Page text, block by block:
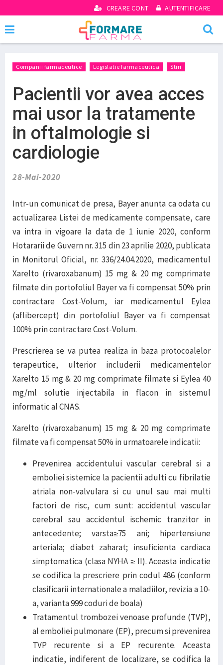
CREARE CONT AUTENTIFICARE
Companii farmaceutice Legislatie farmaceutica Stiri
Pacientii vor avea acces
mai usor la tratamente
in oftalmologie si
cardiologie
28-Mai-2020
Intr-un comunicat de presa, Bayer anunta ca odata cu
actualizarea Listei de medicamente compensate, care
va intra in vigoare la data de 1 iunie 2020, conform
Hotararii de Guvern nr. 315 din 23 aprilie 2020, publicata
in Monitorul Oficial, nr. 336/24.04.2020, medicamentul
Xarelto (rivaroxabanum) 15 mg & 20 mg comprimate
filmate din portofoliul Bayer va fi compensat 50% prin
contractare Cost-Volum, iar medicamentul Eylea
(aflibercept) din portofoliul Bayer va fi compensat
100% prin contractare Cost-Volum.
Prescrierea se va putea realiza in baza protocoalelor
terapeutice, ulterior includerii medicamentelor
Xarelto 15 mg & 20 mg comprimate filmate si Eylea 40
mg/ml solutie injectabila in flacon in sistemul
informatic al CNAS.
Xarelto (rivaroxabanum) 15 mg & 20 mg comprimate
filmate va fi compensat 50% in urmatoarele indicatii:
Prevenirea accidentului vascular cerebral si a
emboliei sistemice la pacientii adulti cu fibrilatie
atriala non-valvulara si cu unul sau mai multi
factori de risc, cum sunt: accidentul vascular
cerebral sau accidentul ischemic tranzitor in
antecedente; varsta≥75 ani; hipertensiune
arteriala; diabet zaharat; insuficienta cardiaca
simptomatica (clasa NYHA ≥ II). Aceasta indicatie
se codifica la prescriere prin codul 486 (conform
clasificarii internationale a maladiilor, revizia a 10-
a, varianta 999 coduri de boala)
Tratamentul trombozei venoase profunde (TVP),
al emboliei pulmonare (EP), precum si prevenirea
TVP recurente si a EP recurente. Aceasta
indicatie, indiferent de localizare, se codifica la